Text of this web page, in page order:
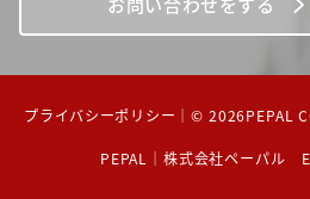
PEPAL｜株式会社ペーパル
プライバシーポリシー ｜© 2026PEPAL